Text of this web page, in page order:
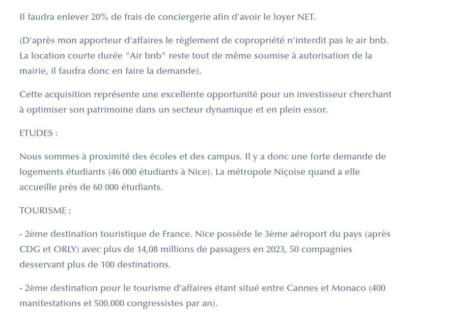
Il faudra enlever 20% de frais de conciergerie afin d'avoir le loyer NET.
(D'après mon apporteur d'affaires le règlement de copropriété n'interdit pas le air bnb.
La location courte durée "Air bnb" reste tout de même soumise à autorisation de la
mairie, il faudra donc en faire la demande).
Cette acquisition représente une excellente opportunité pour un investisseur cherchant
à optimiser son patrimoine dans un secteur dynamique et en plein essor.
ETUDES :
Nous sommes à proximité des écoles et des campus. Il y a donc une forte demande de
logements étudiants (46 000 étudiants à Nice). La métropole Niçoise quand a elle
accueille près de 60 000 étudiants.
TOURISME :
- 2ème destination touristique de France. Nice possède le 3ème aéroport du pays (après
CDG et ORLY) avec plus de 14,08 millions de passagers en 2023, 50 compagnies
desservant plus de 100 destinations.
- 2ème destination pour le tourisme d’affaires étant situé entre Cannes et Monaco (400
manifestations et 500.000 congressistes par an).